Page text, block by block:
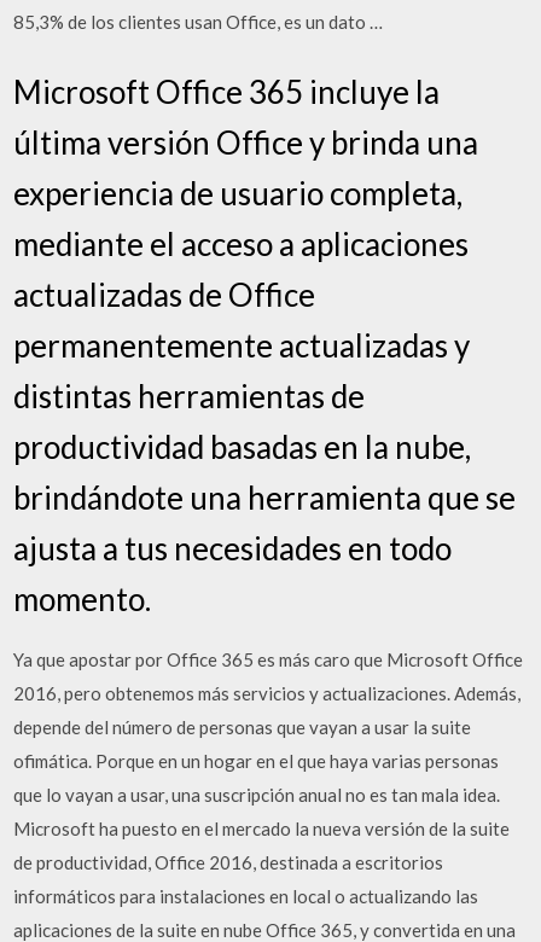
85,3% de los clientes usan Office, es un dato …
Microsoft Office 365 incluye la
última versión Office y brinda una
experiencia de usuario completa,
mediante el acceso a aplicaciones
actualizadas de Office
permanentemente actualizadas y
distintas herramientas de
productividad basadas en la nube,
brindándote una herramienta que se
ajusta a tus necesidades en todo
momento.
Ya que apostar por Office 365 es más caro que Microsoft Office
2016, pero obtenemos más servicios y actualizaciones. Además,
depende del número de personas que vayan a usar la suite
ofimática. Porque en un hogar en el que haya varias personas
que lo vayan a usar, una suscripción anual no es tan mala idea.
Microsoft ha puesto en el mercado la nueva versión de la suite
de productividad, Office 2016, destinada a escritorios
informáticos para instalaciones en local o actualizando las
aplicaciones de la suite en nube Office 365, y convertida en una